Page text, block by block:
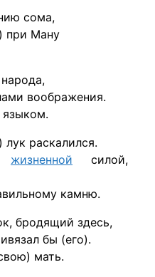
сома,
при Ману
воображения.
раскалился.
жизненной силой,
камню.
бродящий здесь,
бы (его).
мать.